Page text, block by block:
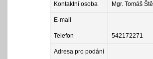
Kontaktní osoba Mgr. Tomáš
E-mail
Telefon 542172271
Adresa pro podání